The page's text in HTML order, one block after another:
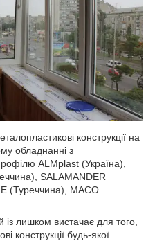
конструкції на
обладнанні з
ALMplast (Україна),
SALAMANDER
(Туреччина), MACO
лишком вистачає для того,
конструкції будь-якої